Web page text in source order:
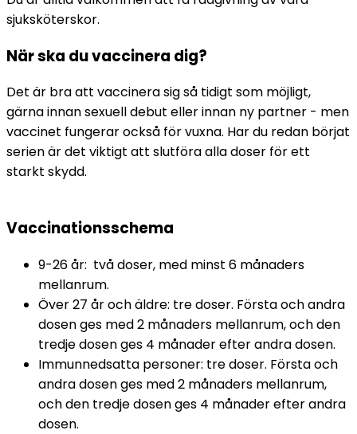
sjuksköterskor.
När ska du vaccinera dig?
Det är bra att vaccinera sig så tidigt som möjligt,
gärna innan sexuell debut eller innan ny partner - men
vaccinet fungerar också för vuxna. Har du redan börjat
serien är det viktigt att slutföra alla doser för ett
starkt skydd.
Vaccinationsschema
9-26 år:  två doser, med minst 6 månaders
mellanrum.
Över 27 år och äldre: tre doser. Första och andra
dosen ges med 2 månaders mellanrum, och den
tredje dosen ges 4 månader efter andra dosen.
Immunnedsatta personer: tre doser. Första och
andra dosen ges med 2 månaders mellanrum,
och den tredje dosen ges 4 månader efter andra
dosen.